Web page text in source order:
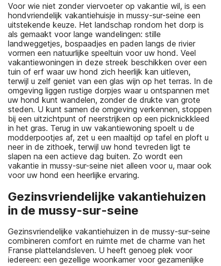
Voor wie niet zonder viervoeter op vakantie wil, is een
hondvriendelijk vakantiehuisje in mussy-sur-seine een
uitstekende keuze. Het landschap rondom het dorp is
als gemaakt voor lange wandelingen: stille
landweggetjes, bospaadjes en paden langs de rivier
vormen een natuurlijke speeltuin voor uw hond. Veel
vakantiewoningen in deze streek beschikken over een
tuin of erf waar uw hond zich heerlijk kan uitleven,
terwijl u zelf geniet van een glas wijn op het terras. In de
omgeving liggen rustige dorpjes waar u ontspannen met
uw hond kunt wandelen, zonder de drukte van grote
steden. U kunt samen de omgeving verkennen, stoppen
bij een uitzichtpunt of neerstrijken op een picknickkleed
in het gras. Terug in uw vakantiewoning spoelt u de
modderpootjes af, zet u een maaltijd op tafel en ploft u
neer in de zithoek, terwijl uw hond tevreden ligt te
slapen na een actieve dag buiten. Zo wordt een
vakantie in mussy-sur-seine niet alleen voor u, maar ook
voor uw hond een heerlijke ervaring.
Gezinsvriendelijke vakantiehuizen
in de mussy-sur-seine
Gezinsvriendelijke vakantiehuizen in de mussy-sur-seine
combineren comfort en ruimte met de charme van het
Franse plattelandsleven. U heeft genoeg plek voor
iedereen: een gezellige woonkamer voor gezamenlijke